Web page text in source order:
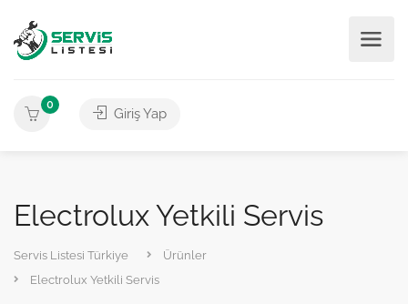
0
Giriş Yap
Electrolux Yetkili Servis
Servis Listesi Türkiye
Ürünler
Electrolux Yetkili Servis